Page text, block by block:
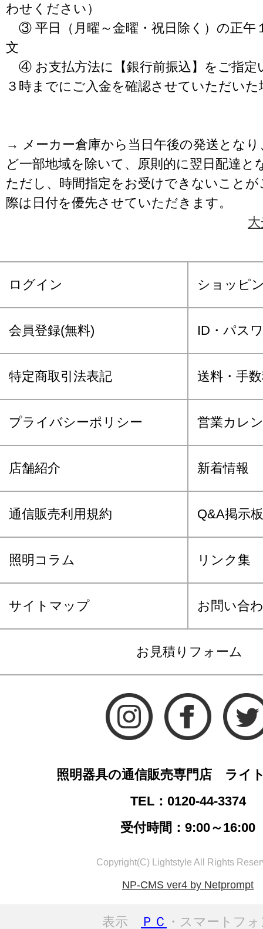
わせください）
③ 平日（月曜～金曜・祝日除く）の正午
文
④ お支払方法に【銀行前振込】をご指定
３時までにご入金を確認させていただいた
→ メーカー倉庫から当日午後の発送となり
ど一部地域を除いて、原則的に翌日配達と
ただし、時間指定をお受けできないこと
際は日付を優先させていただきます。
ログイン ショッピ
会員登録(無料) ID・パス
特定商取引法表記 送料・手
プライバシーポリシー 営業カレ
店舗紹介 新着情報
通信販売利用規約 Q&A掲示板
照明コラム リンク集
サイトマップ お問い合
お見積りフォーム
照明器具の通信販売専門店 ライ
TEL：0120-44-3374
受付時間：9:00～16:00
Copyright(C) Lightstyle All Rights
NP-CMS ver4 by Netprompt
表示 ＰＣ ・スマートフ